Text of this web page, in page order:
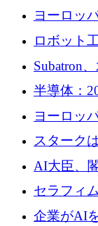
を通じて
めの資金
ヨーロッ
ムとなっ
ロボット
Macrodata
Subatron
の 1 つに
確保
半導体：
10社
ヨーロッ
ユーロの
スターク
Funding
ブルクの
AI大臣、
セラフィ
追いつき
企業がAI